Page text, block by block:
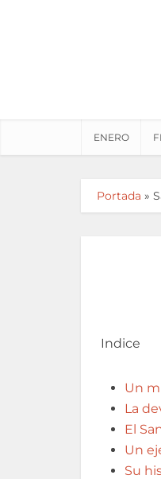
ENERO
Portada »
Indice
Un
La
El
Un
Su